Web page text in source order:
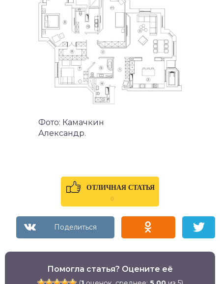
Фото: Камачкин
Александр.
ОТЛИЧНАЯ СТАТЬЯ
0
Помогла статья? Оцените её